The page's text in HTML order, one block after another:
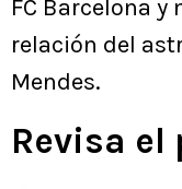
FC Barcelona
relación del
Mendes.
Revisa el